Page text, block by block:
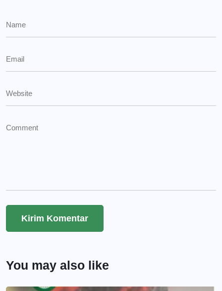
You may also like